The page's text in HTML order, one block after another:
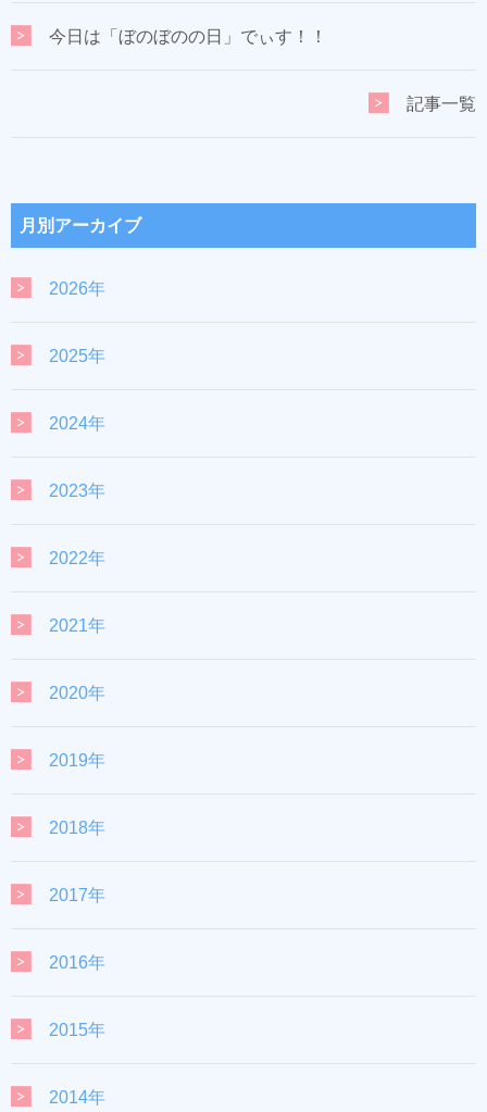
今日は「ぼのぼのの日」でぃす！！
記事一覧
月別アーカイブ
2026年
2025年
2024年
2023年
2022年
2021年
2020年
2019年
2018年
2017年
2016年
2015年
2014年